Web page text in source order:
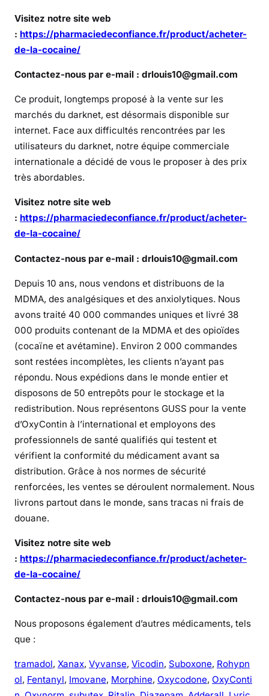
h
e
d
e
l
a
c
ï
e
o
u
t
e
s
é
c
u
r
i
l
e
Visitez notre site web
: https://pharmaciedeconfiance.fr/product/acheter-
de-la-cocaine/
Contactez-nous par e-mail : drlouis10@gmail.com
Ce produit, longtemps proposé à la vente sur les
marchés du darknet, est désormais disponible sur
internet. Face aux difficultés rencontrées par les
utilisateurs du darknet, notre équipe commerciale
internationale a décidé de vous le proposer à des prix
très abordables.
Visitez notre site web
: https://pharmaciedeconfiance.fr/product/acheter-
de-la-cocaine/
Contactez-nous par e-mail : drlouis10@gmail.com
Depuis 10 ans, nous vendons et distribuons de la
MDMA, des analgésiques et des anxiolytiques. Nous
avons traité 40 000 commandes uniques et livré 38
000 produits contenant de la MDMA et des opioïdes
(cocaïne et avétamine). Environ 2 000 commandes
sont restées incomplètes, les clients n’ayant pas
répondu. Nous expédions dans le monde entier et
disposons de 50 entrepôts pour le stockage et la
redistribution. Nous représentons GUSS pour la vente
d’OxyContin à l’international et employons des
professionnels de santé qualifiés qui testent et
vérifient la conformité du médicament avant sa
distribution. Grâce à nos normes de sécurité
renforcées, les ventes se déroulent normalement. Nous
livrons partout dans le monde, sans tracas ni frais de
douane.
Visitez notre site web
: https://pharmaciedeconfiance.fr/product/acheter-
de-la-cocaine/
Contactez-nous par e-mail : drlouis10@gmail.com
Nous proposons également d’autres médicaments, tels
que :
tramadol, Xanax, Vyvanse, Vicodin, Suboxone, Rohypn
ol, Fentanyl, Imovane, Morphine, Oxycodone, OxyConti